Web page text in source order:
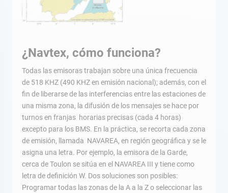
¿Navtex, cómo funciona?
Todas las emisoras trabajan sobre una única frecuencia
de 518 KHZ (490 KHZ en emisión nacional); además, con el
fin de liberarse de las interferencias entre las estaciones de
una misma zona, la difusión de los mensajes se hace por
turnos en franjas horarias precisas (cada 4 horas)
excepto para los BMS. En la práctica, se recorta cada zona
de emisión, llamada NAVAREA, en región geográfica y se le
asigna una letra. Por ejemplo, la emisora de la Garde,
cerca de Toulon se sitúa en el NAVAREA III y tiene como
letra de definición W. Dos soluciones son posibles:
Programar todas las zonas de la A a la Z o seleccionar las